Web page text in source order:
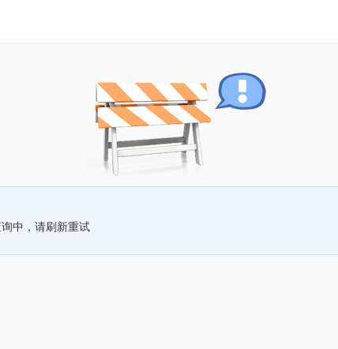
中，请刷新重试